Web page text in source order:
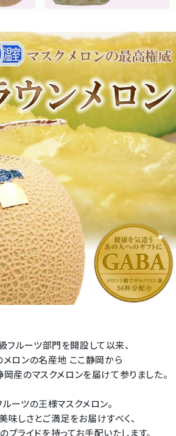
フルーツ部門を開設して以来、
ロンの名産地 ここ静岡から
産のマスクメロンを届けて参りました。
ーツの王様マスクメロン。
味しさとご満足をお届けすべく、
プライドを持ってお手配いたします。